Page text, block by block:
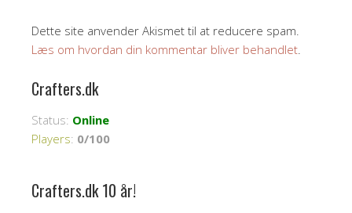
Dette site anvender Akismet til at reducere spam.
Læs om hvordan din kommentar bliver behandlet.
Crafters.dk
Status: Online
Players: 0/100
Crafters.dk 10 år!